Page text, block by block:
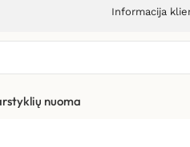
Informacija
nuoma
– universalus dydis